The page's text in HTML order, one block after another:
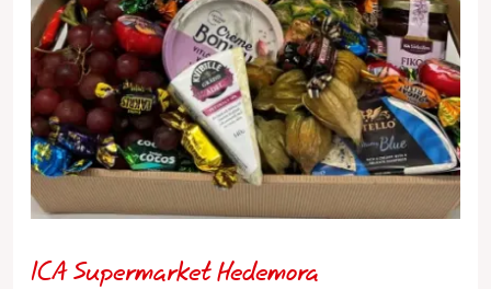
ICA Supermarket Hedemora